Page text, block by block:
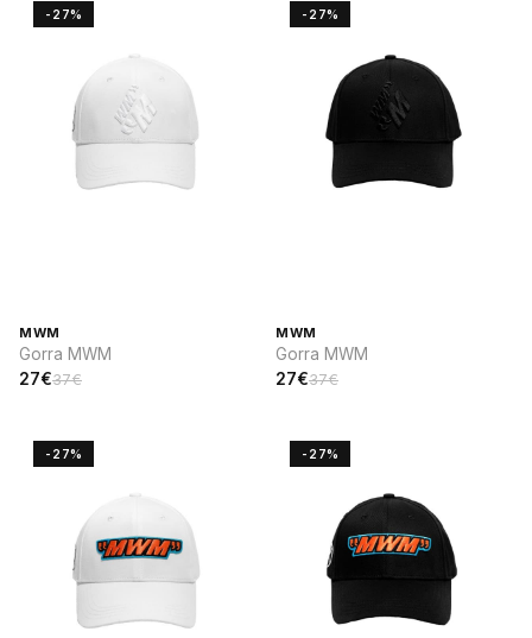
-27%
MWM
Gorra MWM
27€37€
-27%
MWM
Gorra MWM
27€37€
-27% -27%